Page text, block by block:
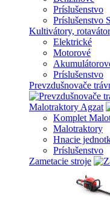
Príslušenstvo
Príslušenstvo
Kultivátory,
Elektrické
Motorové
Príslušenstvo
Prevzdušnovače
Malotraktory Agzat
Komplet
Malotraktory
Hnacie
Príslušenstvo
Zametacie stroje